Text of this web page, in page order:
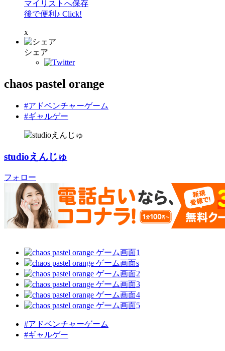
マイリストへ保存
後で便利♪ Click!
x
シェア
chaos pastel orange
#アドベンチャーゲーム
#ギャルゲー
studioえんじゅ
フォロー
#アドベンチャーゲーム
#ギャルゲー